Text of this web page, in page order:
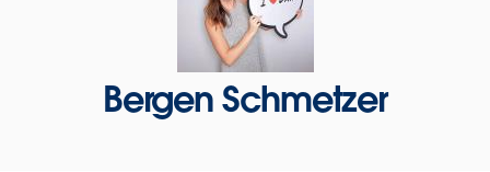
Bergen Schmetzer